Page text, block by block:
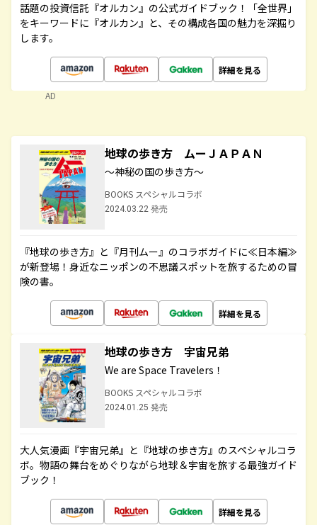
話題の投資信託『オルカン』の公式ガイドブック！「全世界」
をキーワードに『オルカン』と、その構成各国の魅力を深掘り
します。
詳細を見る
AD
地球の歩き方 ムーＪＡＰＡＮ
～神秘の国の歩き方～
BOOKS スペシャルコラボ
2024.03.22 発売
『地球の歩き方』と『月刊ムー』のコラボガイドに≪日本編≫
が新登場！身近なニッポンの不思議スポットを旅するための冒
険の書。
詳細を見る
地球の歩き方 宇宙兄弟
We are Space Travelers！
BOOKS スペシャルコラボ
2024.01.25 発売
大人気漫画『宇宙兄弟』と『地球の歩き方』のスペシャルコラ
ボ。物語の舞台をめぐりながら地球＆宇宙を旅する最強ガイド
ブック！
詳細を見る